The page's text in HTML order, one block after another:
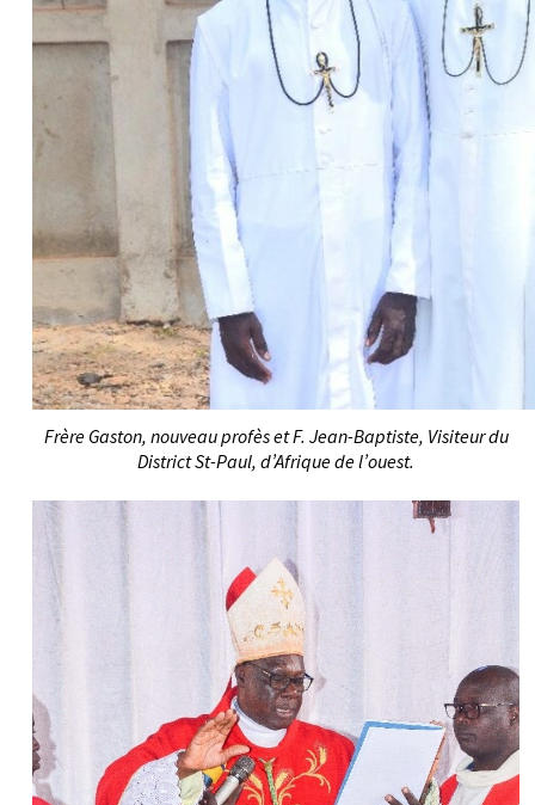
Frère Gaston, nouveau profès et F. Jean-Baptiste, Visiteur du
District St-Paul, d’Afrique de l’ouest.